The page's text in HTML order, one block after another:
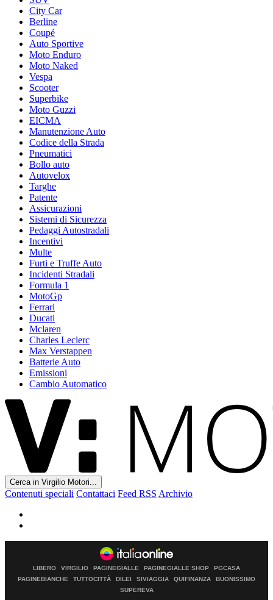
City Car
Berline
Coupé
Auto Sportive
Moto Enduro
Moto Naked
Vespa
Scooter
Superbike
Moto Guzzi
EICMA
Manutenzione Auto
Codice della Strada
Pneumatici
Bollo auto
Autovelox
Targhe
Patente
Assicurazioni
Sistemi di Sicurezza
Pedaggi Autostradali
Incentivi
Multe
Furti e Truffe Auto
Incidenti Stradali
Formula 1
MotoGp
Ferrari
Ducati
Mclaren
Charles Leclerc
Max Verstappen
Batterie Auto
Emissioni
Cambio Automatico
Cerca in Virgilio Motori...
Contenuti speciali Contattaci Feed RSS Archivio
LIBERO VIRGILIO PAGINEGIALLE PAGINEGIALLE SHOP
PGCASA
PAGINEBIANCHE
TUTTOCITTÀ DILEI SIVIAGGIA QUIFINANZA
BUONISSIMO
SUPEREVA